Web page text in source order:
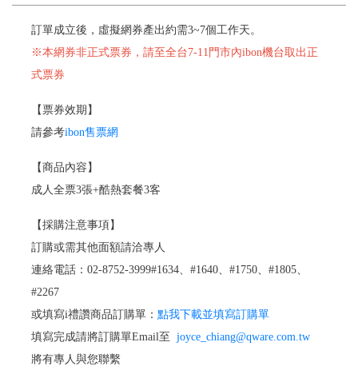
訂單成立後，虛擬網券產出約需3~7個工作天。
※本網券非正式票券，請至全台7-11門市內ibon機台取出正
式票券
【票券效期】
請參考ibon售票網
【商品內容】
成人全票3張+酷熱套餐3客
【採購注意事項】
訂購或需其他面額請洽專人
連絡電話：02-8752-3999#1634、#1640、#1750、#1805、
#2267
或填寫i禮讚商品訂購單： 點我下載並填寫訂購單
填寫完成請將訂購單Email至 joyce_chiang@qware.com.tw
將有專人與您聯繫